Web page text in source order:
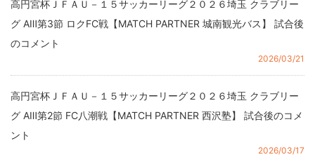
高円宮杯ＪＦＡＵ－１５サッカーリーグ２０２６埼玉 クラブリー
グ AⅢ第3節 ロクFC戦【MATCH PARTNER 城南観光バス】 試合後
のコメント
2026/03/21
高円宮杯ＪＦＡＵ－１５サッカーリーグ２０２６埼玉 クラブリー
グ AⅢ第2節 FC八潮戦【MATCH PARTNER 西沢塾】 試合後のコメ
ント
2026/03/17